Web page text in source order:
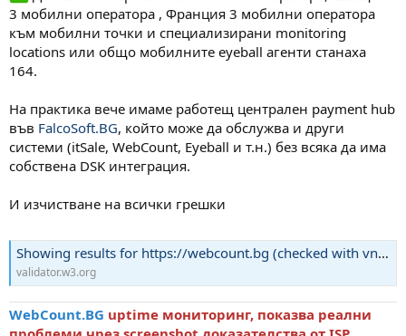
3 мобилни оператора , Франция 3 мобилни оператора
към мобилни точки и специализирани monitoring
locations или общо мобилните eyeball агенти станаха
164.
На практика вече имаме работещ централен payment hub
във FalcoSoft.BG, който може да обслужва и други
системи (itSale, WebCount, Eyeball и т.н.) без всяка да има
собствена DSK интеграция.
И изчистване на всички грешки
Showing results for https://webcount.bg (checked with vnu 26.5.21) - Nu Html Checker
validator.w3.org
WebCount.BG uptime мониторинг, показва реални